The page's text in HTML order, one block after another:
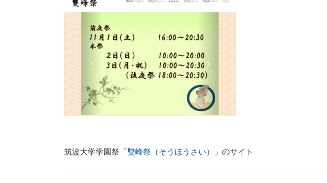
筑波大学学園祭「 雙峰祭（そうほうさい） 」のサイト